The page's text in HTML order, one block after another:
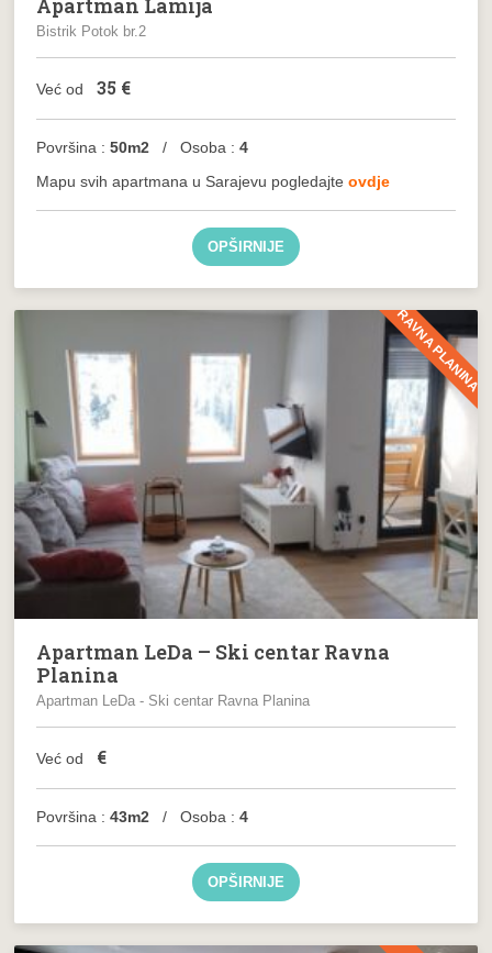
Apartman Lamija
Bistrik Potok br.2
Već od 35 €
Površina :50m2 / Osoba :4
Mapu svih apartmana u Sarajevu pogledajteovdje
OPŠIRNIJE
RAVNA PLANINA
Apartman LeDa – Ski centar Ravna
Planina
Apartman LeDa - Ski centar Ravna Planina
Već od €
Površina : 43m2 / Osoba :4
OPŠIRNIJE